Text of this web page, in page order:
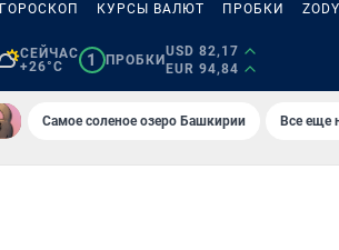
ГОРОСКОП КУРСЫ ВАЛЮТ ПРОБКИ ZODY
СЕЙЧАС
+26°C
1 ПРОБКИ
USD 82,17
EUR 94,84
Самое соленое озеро Башкирии Все еще